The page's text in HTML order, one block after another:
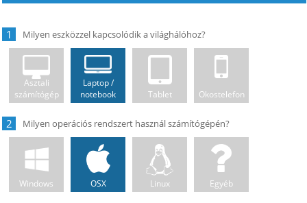
1
Asztali
számítógép
Laptop /
notebook
Tablet Okostelefon
2
Windows OSX Linux Egyéb